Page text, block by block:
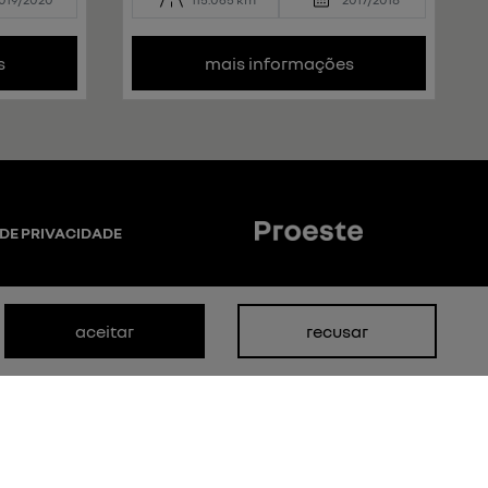
mais informações
PRIVACIDADE
aceitar recusar